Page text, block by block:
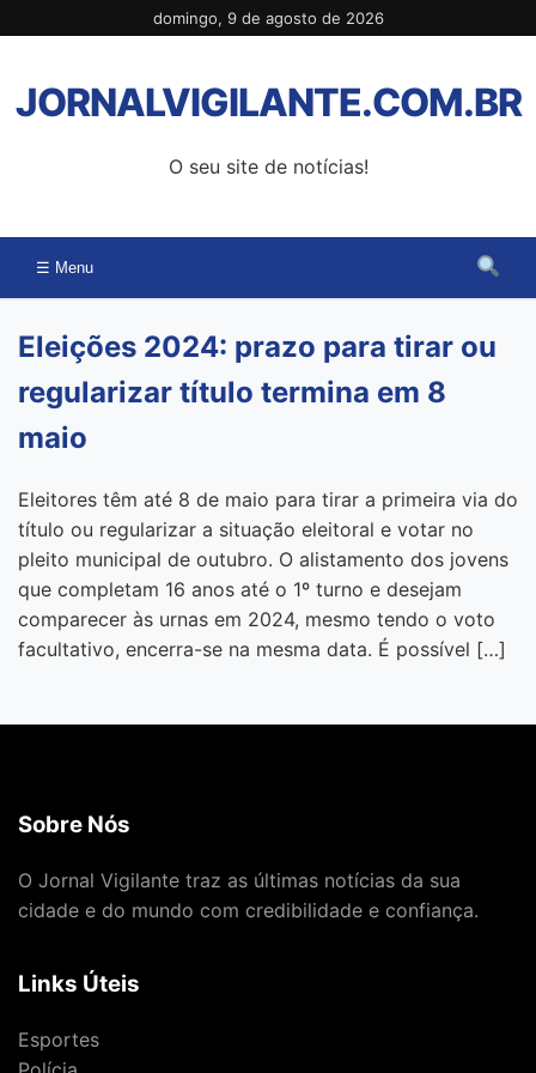
para
conteúdo
domingo, 9 de agosto de 2026
JORNALVIGILANTE.COM.BR
O seu site de notícias!
☰ Menu
Eleições 2024: prazo para tirar ou
regularizar título termina em 8
maio
Eleitores têm até 8 de maio para tirar a primeira via do
título ou regularizar a situação eleitoral e votar no
pleito municipal de outubro. O alistamento dos jovens
que completam 16 anos até o 1º turno e desejam
comparecer às urnas em 2024, mesmo tendo o voto
facultativo, encerra-se na mesma data. É possível […]
Sobre Nós
O Jornal Vigilante traz as últimas notícias da sua
cidade e do mundo com credibilidade e confiança.
Links Úteis
Esportes